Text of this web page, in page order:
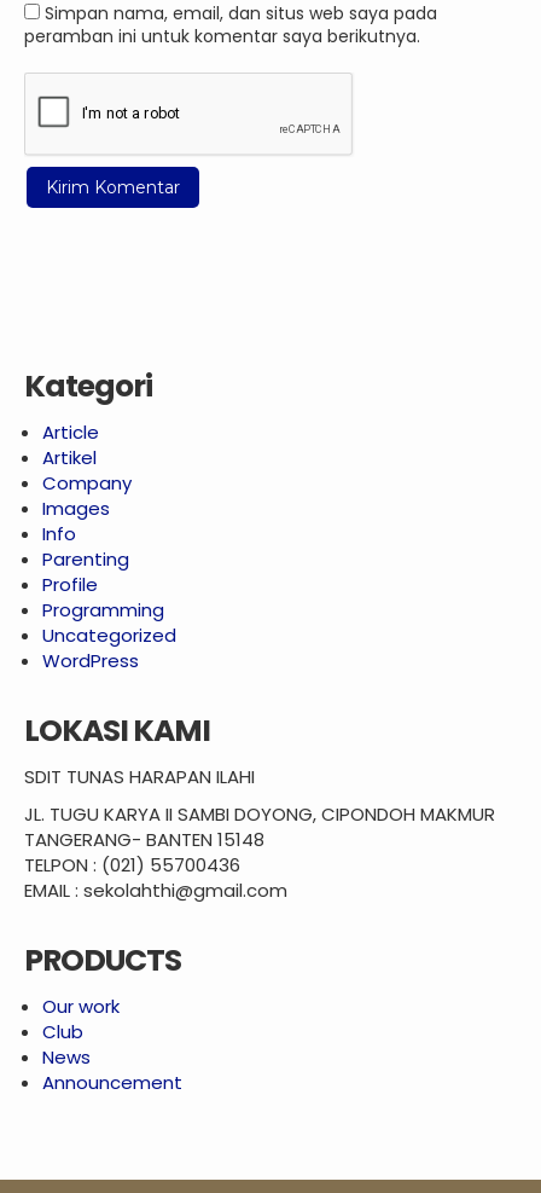
Simpan nama, email, dan situs web saya pada
peramban ini untuk komentar saya berikutnya.
Kategori
Article
Artikel
Company
Images
Info
Parenting
Profile
Programming
Uncategorized
WordPress
LOKASI KAMI
SDIT TUNAS HARAPAN ILAHI
JL. TUGU KARYA II SAMBI DOYONG, CIPONDOH MAKMUR
TANGERANG- BANTEN 15148
TELPON : (021) 55700436
EMAIL : sekolahthi@gmail.com
PRODUCTS
Our work
Club
News
Announcement